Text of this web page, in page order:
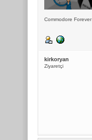
Commodore Forever
kirkoryan
Ziyaretçi